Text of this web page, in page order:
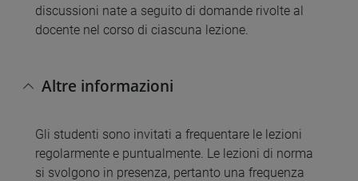
discussioni nate a seguito di domande rivolte al
docente nel corso di ciascuna lezione.
Altre informazioni
Gli studenti sono invitati a frequentare le lezioni
regolarmente e puntualmente. Le lezioni di norma
si svolgono in presenza, pertanto una frequenza